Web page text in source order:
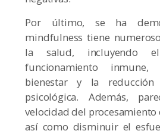
Por último, se ha
mindfulness tiene
la salud, incluyendo
funcionamiento
bienestar y la
psicológica. Además,
velocidad del
así como disminuir el